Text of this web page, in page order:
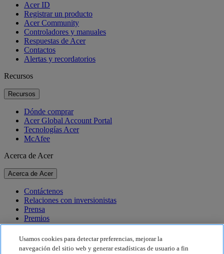
Acer ID
Registrar un producto
Acer Community
Controladores y manuales
Respuestas de Acer
Contactos
Alertas y recordatorios
Recursos
Recursos
Dónde comprar
Acer Global Account Portal
Tecnologías Acer
McAfee
Acerca de Acer
Acerca de Acer
Contáctenos
Relaciones con inversionistas
Prensa
Premios
Eventos
Sostenibilidad
Usamos cookies para detectar preferencias, mejorar la
navegación del sitio web y generar estadísticas de usuario a fin